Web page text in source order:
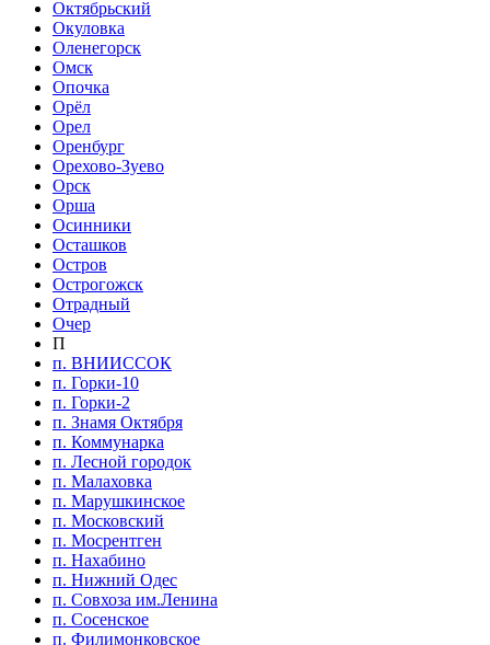
Октябрьский
Окуловка
Оленегорск
Омск
Опочка
Орёл
Орел
Оренбург
Орехово-Зуево
Орск
Орша
Осинники
Осташков
Остров
Острогожск
Отрадный
Очер
П
п. ВНИИССОК
п. Горки-10
п. Горки-2
п. Знамя Октября
п. Коммунарка
п. Лесной городок
п. Малаховка
п. Марушкинское
п. Московский
п. Мосрентген
п. Нахабино
п. Нижний Одес
п. Совхоза им.Ленина
п. Сосенское
п. Филимонковское